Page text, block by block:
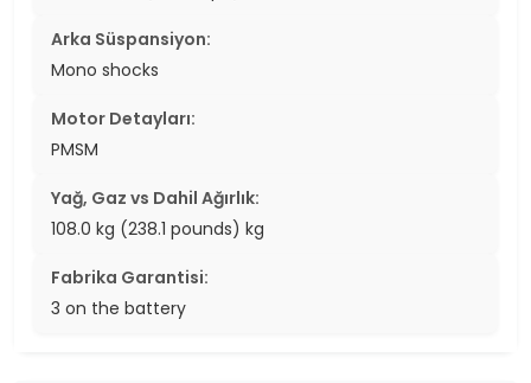
Arka Süspansiyon:
Mono shocks
Motor Detayları:
PMSM
Yağ, Gaz vs Dahil Ağırlık:
108.0 kg (238.1 pounds) kg
Fabrika Garantisi:
3 on the battery